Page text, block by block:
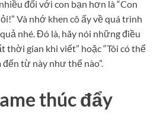
đối với con bạn hơn là “Con
Và nhớ khen cô ấy về quá trình
nhé. Đó là, hãy nói những điều
thời gian khi viết” hoặc “Tôi có thể
từ này như thế nào”.
thúc đẩy